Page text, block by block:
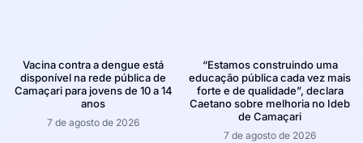
Vacina contra a dengue está
disponível na rede pública de
Camaçari para jovens de 10 a 14
anos
7 de agosto de 2026
“Estamos construindo uma
educação pública cada vez mais
forte e de qualidade”, declara
Caetano sobre melhoria no Ideb
de Camaçari
7 de agosto de 2026